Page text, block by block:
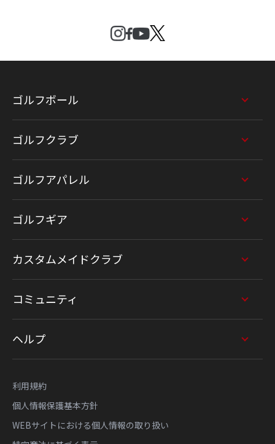
ゴルフボール
ゴルフクラブ
ゴルフアパレル
ゴルフギア
カスタムメイドクラブ
コミュニティ
ヘルプ
利用規約
個人情報保護基本方針
WEBサイトにおける個人情報の取り扱い